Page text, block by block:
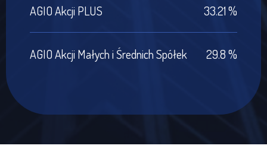
AGIO Akcji PLUS 33.21 %
AGIO Akcji Małych i Średnich Spółek 29.8 %